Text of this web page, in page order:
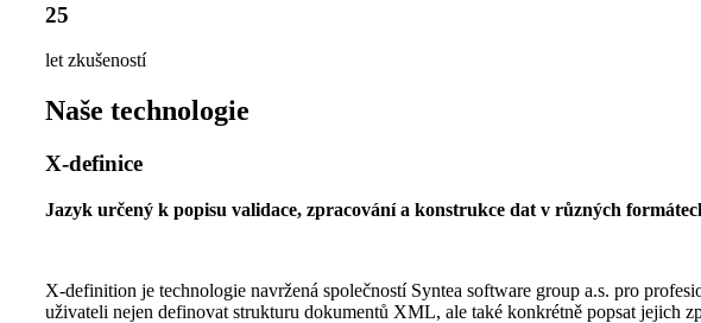
25
let zkušeností
Naše technologie
X-definice
Jazyk určený k popisu validace, zpracování a konstrukce dat v různých
X-definition je technologie navržená společností Syntea software group a.s. pro
uživateli nejen definovat strukturu dokumentů XML, ale také konkrétně popsat jejich